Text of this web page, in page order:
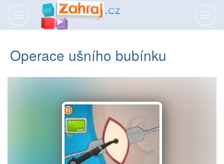
Operace ušního bubínku